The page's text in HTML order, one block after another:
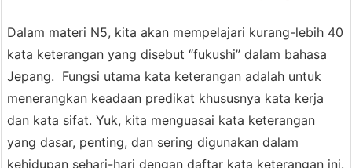
Dalam materi N5, kita akan mempelajari kurang-lebih 40
kata keterangan yang disebut “fukushi” dalam bahasa
Jepang. Fungsi utama kata keterangan adalah untuk
menerangkan keadaan predikat khususnya kata kerja
dan kata sifat. Yuk, kita menguasai kata keterangan
yang dasar, penting, dan sering digunakan dalam
kehidupan sehari-hari dengan daftar kata keterangan ini.